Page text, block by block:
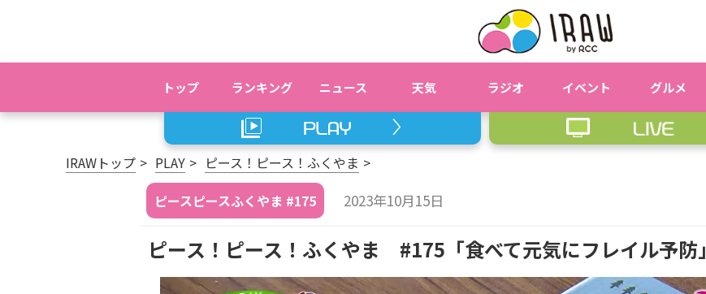
トップ ランキング ニュース 天気 ラジオ イベント グルメ
IRAWトップ PLAY
ピース！ピース！ふくやま
ピースピースふくやま #175
2023年10月15日
ピース！ピース！ふくやま #175「食べて元気にフレイル予防」